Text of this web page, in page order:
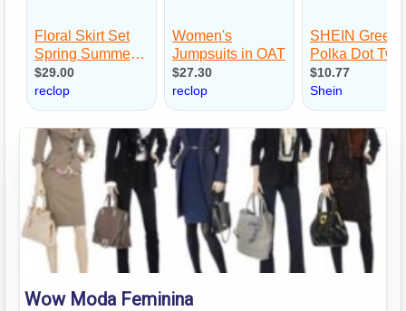
Wow Moda Feminina